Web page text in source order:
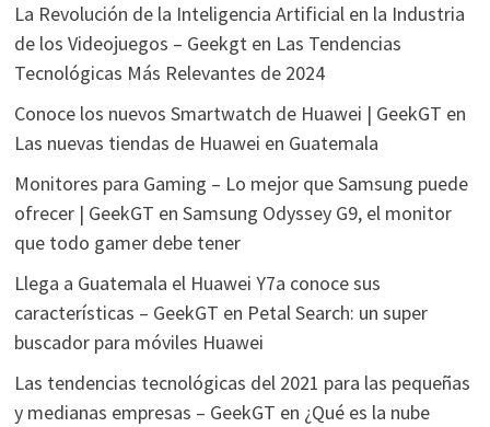
La Revolución de la Inteligencia Artificial en la Industria
de los Videojuegos – Geekgten Las Tendencias
Tecnológicas Más Relevantes de 2024
Conoce los nuevos Smartwatch de Huawei | GeekGT en
Las nuevas tiendas de Huawei en Guatemala
Monitores para Gaming – Lo mejor que Samsung puede
ofrecer | GeekGT en Samsung Odyssey G9, el monitor
que todo gamer debe tener
Llega a Guatemala el Huawei Y7a conoce sus
características – GeekGT en Petal Search: un super
buscador para móviles Huawei
Las tendencias tecnológicas del 2021 para las pequeñas
y medianas empresas – GeekGT en ¿Qué es la nube